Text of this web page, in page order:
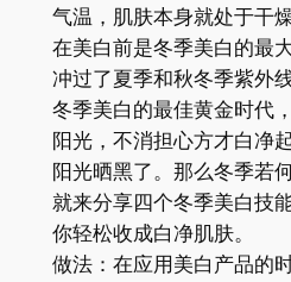
气温，肌肤本身就处于干
在美白前是冬季美白的最
冲过了夏季和秋冬季紫外
冬季美白的最佳黄金时代
阳光，不消担心方才白净
阳光晒黑了。那么冬季若
就来分享四个冬季美白技
你轻松收成白净肌肤。
做法：在应用美白产品的